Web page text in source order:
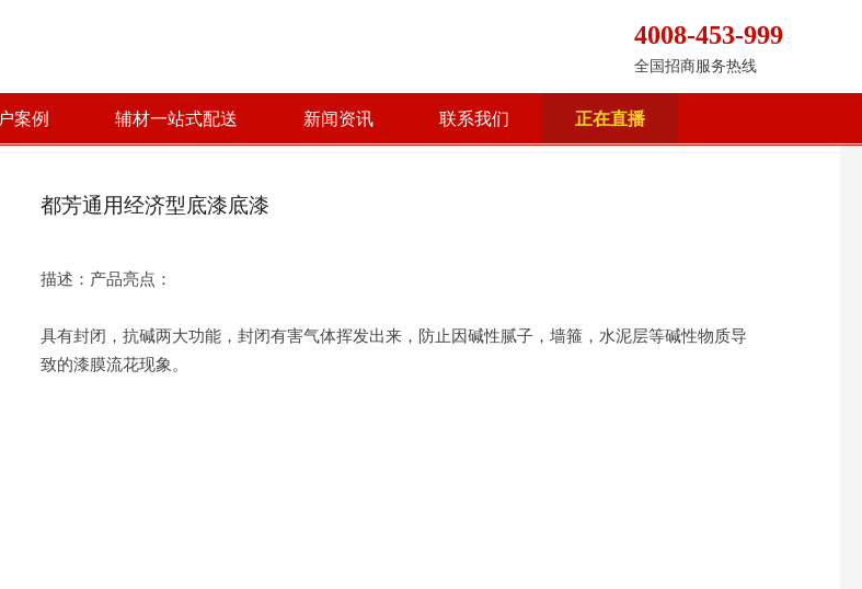
4008-453-999
全国招商服务热线
案例 辅材一站式配送 新闻资讯 联系我们 正在直播
都芳通用经济型底漆底漆
描述：产品亮点：
具有封闭，抗碱两大功能，封闭有害气体挥发出来，防止因碱性腻子，墙箍，水泥层等碱性物质导
致的漆膜流花现象。